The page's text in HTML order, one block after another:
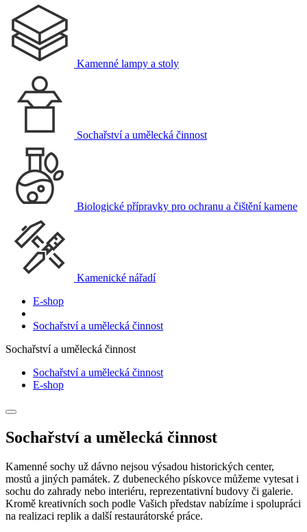
Kamenné lampy a stoly
Sochařství a umělecká činnost
Biologické přípravky pro ochranu a čištění kamene
Kamenické nářadí
E-shop
Sochařství a umělecká činnost
Sochařství a umělecká činnost
Sochařství a umělecká činnost
E-shop
Sochařství a umělecká činnost
Kamenné sochy už dávno nejsou výsadou historických center,
mostů a jiných památek. Z dubeneckého pískovce můžeme vytesat i
sochu do zahrady nebo interiéru, reprezentativní budovy či galerie.
Kromě kreativních soch podle Vašich představ nabízíme i spolupráci
na realizaci replik a další restaurátorské práce.